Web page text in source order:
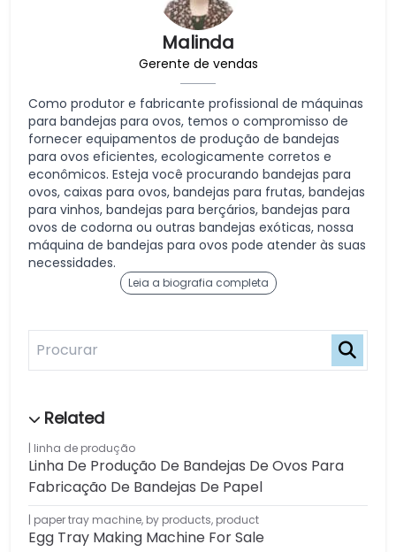
Malinda
Gerente de vendas
Como produtor e fabricante profissional de máquinas
para bandejas para ovos, temos o compromisso de
fornecer equipamentos de produção de bandejas
para ovos eficientes, ecologicamente corretos e
econômicos. Esteja você procurando bandejas para
ovos, caixas para ovos, bandejas para frutas, bandejas
para vinhos, bandejas para berçários, bandejas para
ovos de codorna ou outras bandejas exóticas, nossa
máquina de bandejas para ovos pode atender às suas
necessidades.
Leia a biografia completa
linha de produção
Linha De Produção De Bandejas De Ovos Para
Fabricação De Bandejas De Papel
paper tray machine, by products, product
Egg Tray Making Machine For Sale